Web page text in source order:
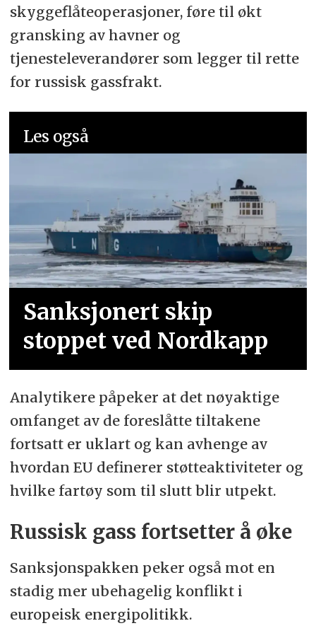
skyggeflåteoperasjoner, føre til økt
gransking av havner og
tjenesteleverandører som legger til rette
for russisk gassfrakt.
Les også
Sanksjonert skip
stoppet ved Nordkapp
Analytikere påpeker at det nøyaktige
omfanget av de foreslåtte tiltakene
fortsatt er uklart og kan avhenge av
hvordan EU definerer støtteaktiviteter og
hvilke fartøy som til slutt blir utpekt.
Russisk gass fortsetter å øke
Sanksjonspakken peker også mot en
stadig mer ubehagelig konflikt i
europeisk energipolitikk.